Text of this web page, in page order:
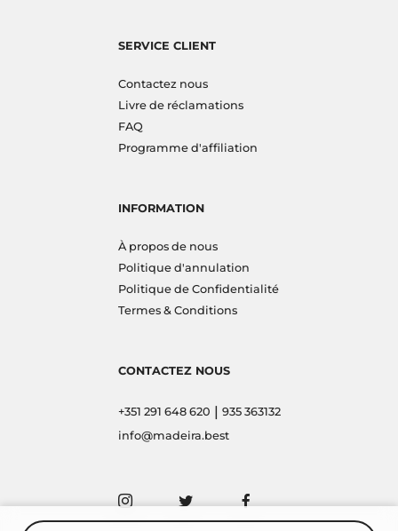
SERVICE CLIENT
Contactez nous
Livre de réclamations
FAQ
Programme d'affiliation
INFORMATION
À propos de nous
Politique d'annulation
Politique de Confidentialité
Termes & Conditions
CONTACTEZ NOUS
+351 291 648 620 | 935 363132
info@madeira.best